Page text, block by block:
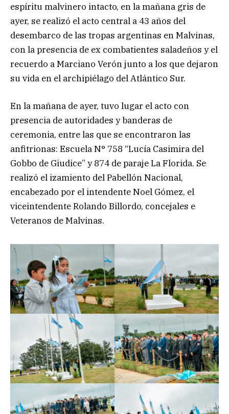
espíritu malvinero intacto, en la mañana gris de
ayer, se realizó el acto central a 43 años del
desembarco de las tropas argentinas en Malvinas,
con la presencia de ex combatientes saladeños y el
recuerdo a Marciano Verón junto a los que dejaron
su vida en el archipiélago del Atlántico Sur.
En la mañana de ayer, tuvo lugar el acto con
presencia de autoridades y banderas de
ceremonia, entre las que se encontraron las
anfitrionas: Escuela N° 758 “Lucía Casimira del
Gobbo de Giudice” y 874 de paraje La Florida. Se
realizó el izamiento del Pabellón Nacional,
encabezado por el intendente Noel Gómez, el
viceintendente Rolando Billordo, concejales e
Veteranos de Malvinas.